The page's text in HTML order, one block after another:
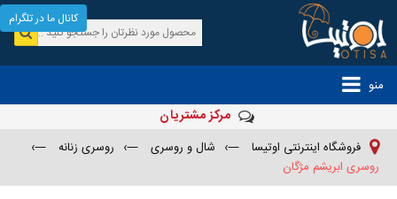
منو
مرکز مشتریان
فروشگاه اینترنتی اوتیسا —› شال و روسری —› روسری زنانه
—›
روسری ابریشم مژگان
کانال ما در تلگرام